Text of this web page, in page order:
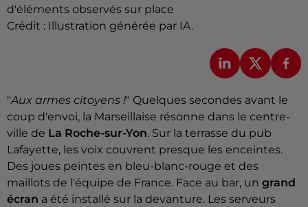
d'éléments observés sur place
Crédit : Illustration générée par IA.
"Aux armes citoyens !" Quelques secondes avant le
coup d'envoi, la Marseillaise résonne dans le centre-
ville de La Roche-sur-Yon. Sur la terrasse du pub
Lafayette, les voix couvrent presque les enceintes.
Des joues peintes en bleu-blanc-rouge et des
maillots de l'équipe de France. Face au bar, un grand
écran a été installé sur la devanture. Les serveurs